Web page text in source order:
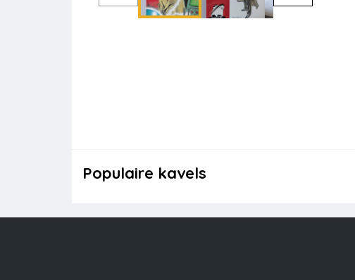
Populaire kavels